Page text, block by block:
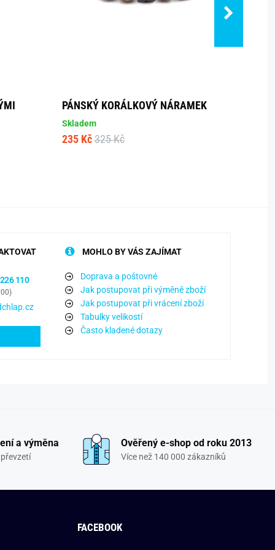
PÁNSKÝ KORÁLKOVÝ NÁRAMEK
Skladem
235 Kč 325 Kč
110
MOHLO BY VÁS ZAJÍMAT
Doprava a poštovné
Jak postupovat při výměně zboží
Jak postupovat při vrácení zboží
Tabulky velikostí
Často kladené dotazy
a výměna Ověřený e-shop od roku 2013
Více než 140 000 zákazníků
FACEBOOK